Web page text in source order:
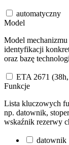
automatyczny
Model
Model
identyfikacji
oraz bazę
ETA 2671
Funkcje
Lista kluczowych
np. datownik,
wskaźnik rezerwy
datownik